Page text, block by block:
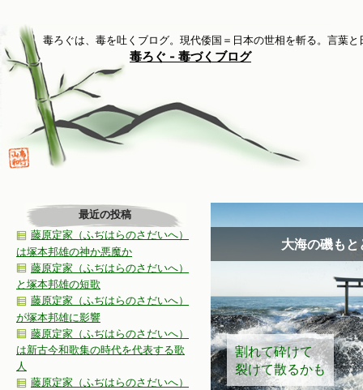
毒ろぐは、毒を吐くブログ。現代倭国＝日本の世相を斬る。言葉
毒ろぐ - 毒づくブログ
大海の磯も
割れて砕けて
裂けて散るかも
最近の投稿
藤原定家（ふぢはらのさだいへ）
は塚本邦雄の神か悪魔か
藤原定家（ふぢはらのさだいへ）
と塚本邦雄の短歌
藤原定家（ふぢはらのさだいへ）
が塚本邦雄に影響
藤原定家（ふぢはらのさだいへ）
は新古今和歌集の時代を代表する歌
人
藤原定家（ふぢはらのさだいへ）